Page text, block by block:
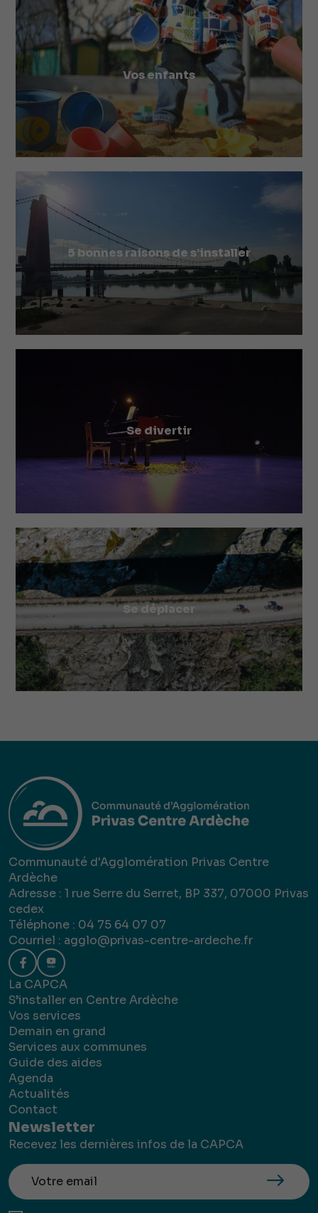
Vos enfants
5 bonnes raisons de s’installer
Se divertir
Se déplacer
Communauté d'Agglomération Privas Centre
Ardèche
Adresse : 1 rue Serre du Serret, BP 337, 07000 Privas
cedex
Téléphone : 04 75 64 07 07
Courriel : agglo@privas-centre-ardeche.fr
La CAPCA
S’installer en Centre Ardèche
Vos services
Demain en grand
Services aux communes
Guide des aides
Agenda
Actualités
Contact
Newsletter
Recevez les dernières infos de la CAPCA